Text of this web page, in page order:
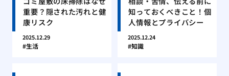
重要？隠された汚れと健
康リスク
2025.12.29
生活
知っておくべきこと！個
人情報とプライバシー
2025.12.24
知識